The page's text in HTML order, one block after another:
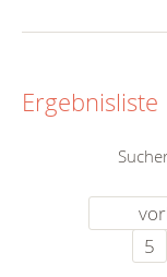
Ergebnisliste
5